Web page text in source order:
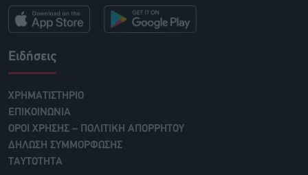
Ειδήσεις
ΧΡΗΜΑΤΙΣΤΗΡΙΟ
ΕΠΙΚΟΙΝΩΝΙΑ
ΟΡΟΙ ΧΡΗΣΗΣ – ΠΟΛΙΤΙΚΗ ΑΠΟΡΡΗΤΟΥ
ΔΗΛΩΣΗ ΣΥΜΜΟΡΦΩΣΗΣ
ΤΑΥΤΟΤΗΤΑ